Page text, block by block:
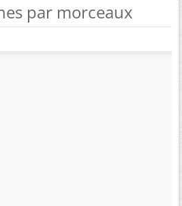
par morceaux